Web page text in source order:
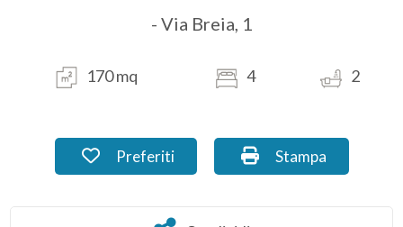
- Via Breia, 1
170 mq 4 2
Preferiti: Cod. DE_37.7
Preferiti Stampa: Cod.
Stampa
Industriali